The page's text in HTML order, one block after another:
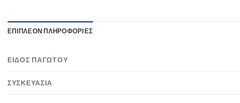
ΕΠΙΠΛΈΟΝ ΠΛΗΡΟΦΟΡΊΕΣ
ΕΊΔΟΣ ΠΑΓΩΤΟΎ
ΣΥΣΚΕΥΑΣΊΑ